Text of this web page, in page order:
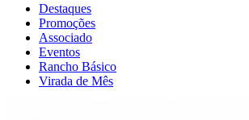
Destaques
Promoções
Associado
Eventos
Rancho Básico
Virada de Mês